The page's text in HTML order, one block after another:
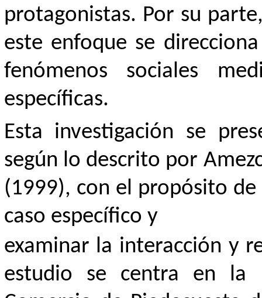
protagonistas. Por su
este enfoque se
fenómenos sociales
específicas.
Esta investigación se
según lo descrito por
(1999), con el propósito
caso específico y
examinar la interacción y
estudio se centra en la